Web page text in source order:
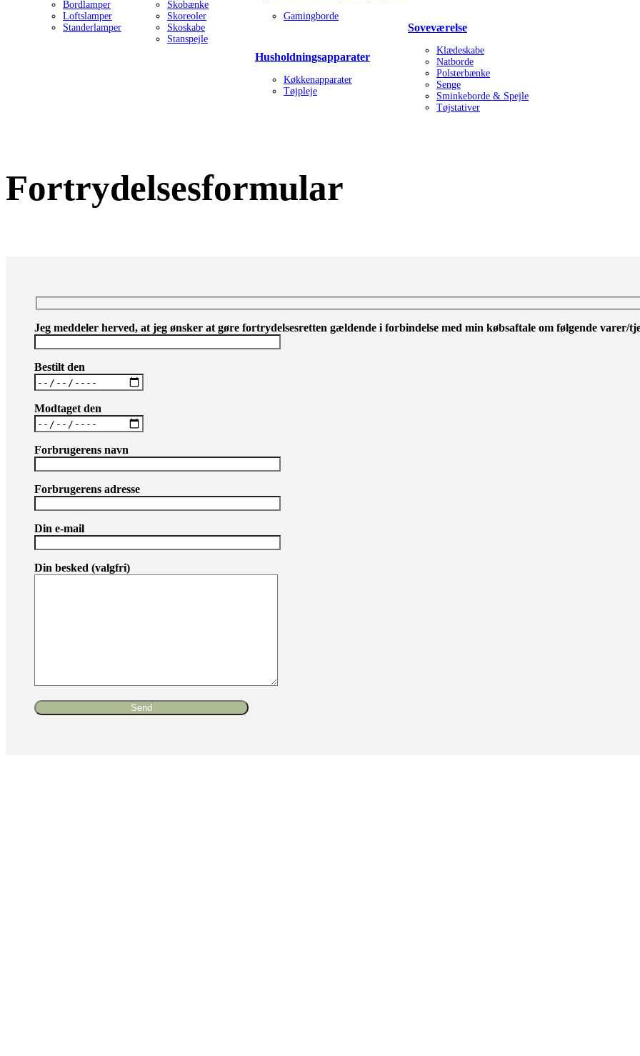
Bordlamper
Loftslamper
Standerlamper
Skobænke
Skoreoler
Skoskabe
Stanspejle
Gamingborde
Husholdningsapparater
Køkkenapparater
Tøjpleje
Soveværelse
Klædeskabe
Natborde
Polsterbænke
Senge
Sminkeborde & Spejle
Tøjstativer
Fortrydelsesformular
Jeg meddeler herved, at jeg ønsker at gøre fortrydelsesretten gældende i forbindelse med min købsaftale om følgende varer/
Bestilt den
Modtaget den
Forbrugerens navn
Forbrugerens adresse
Din e-mail
Din besked (valgfri)